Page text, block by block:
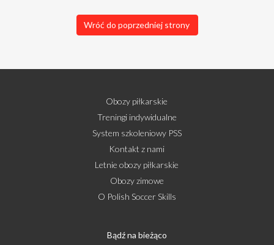
Wróć do poprzedniej strony
Obozy piłkarskie
Treningi indywidualne
System szkoleniowy PSS
Kontakt z nami
Letnie obozy piłkarskie
Obozy zimowe
O Polish Soccer Skills
Bądź na bieżąco